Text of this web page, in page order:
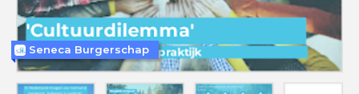
Seneca Burgerschap